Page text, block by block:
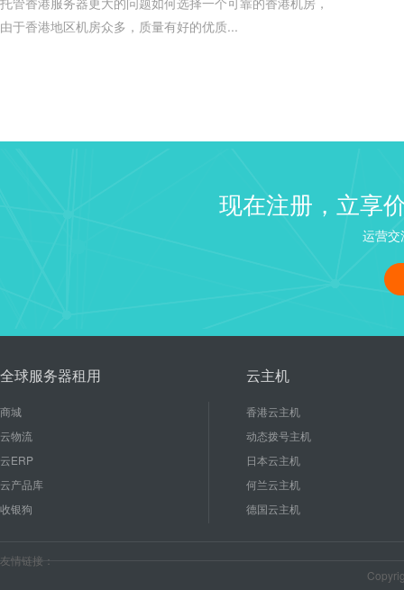
由于香港地区机房众多，质量有好的优质...
2020-10
这是每个使用windows服务器
识，本文章介绍win...
linux修改管理员密码、
使用linux能节省成本和后期
现在注册，立享
运营交
全球服务器租用
商城
云物流
云ERP
云产品库
收银狗
云主机
香港云主机
动态拨号主机
日本云主机
何兰云主机
德国云主机
友情链接：